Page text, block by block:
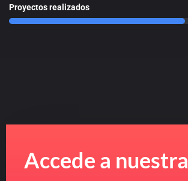
Proyectos realizados
Accede a nuestra